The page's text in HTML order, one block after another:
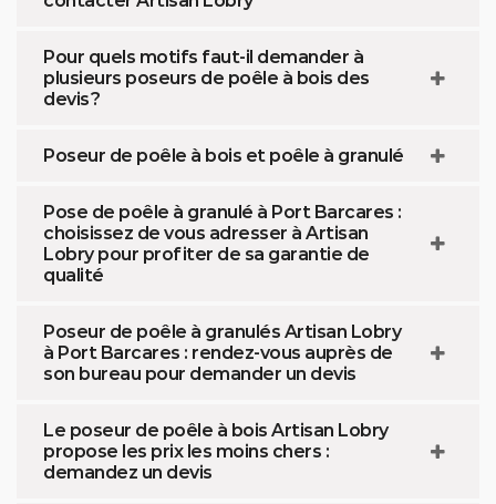
Pour quels motifs faut-il demander à
plusieurs poseurs de poêle à bois des
devis ?
Poseur de poêle à bois et poêle à granulé
Pose de poêle à granulé à Port Barcares :
choisissez de vous adresser à Artisan
Lobry pour profiter de sa garantie de
qualité
Poseur de poêle à granulés Artisan Lobry
à Port Barcares : rendez-vous auprès de
son bureau pour demander un devis
Le poseur de poêle à bois Artisan Lobry
propose les prix les moins chers :
demandez un devis